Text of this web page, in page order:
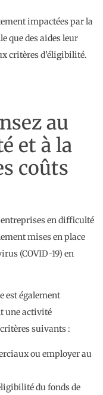
impactées par la
que des aides leur
critères d’éligibilité.
au
et à la
coûts
entreprises en difficulté
mises en place
(COVID-19) en
est également
une activité
suivants :
ou employer au
du fonds de